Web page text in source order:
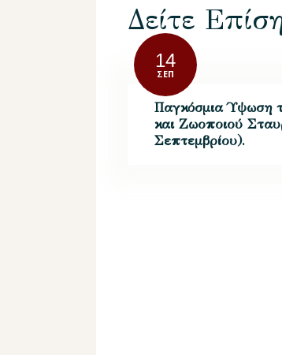
Δείτε
14
ΣΕΠ
Παγκόσμια Ύψωση
και Ζωοποιού
Σεπτεμβρίου).